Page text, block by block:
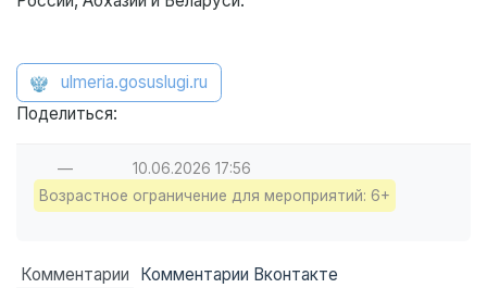
ulmeria.gosuslugi.ru
Поделиться:
— 10.06.2026 17:56
Возрастное ограничение для мероприятий: 6+
Комментарии Комментарии Вконтакте